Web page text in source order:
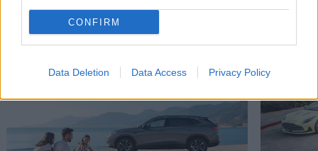
CONFIRM
Data Deletion Data Access Privacy Policy
Διαβάστε επίσης